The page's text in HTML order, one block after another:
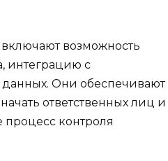
возможность
интеграцию с
Они обеспечивают
ответственных лиц и
процесс контроля